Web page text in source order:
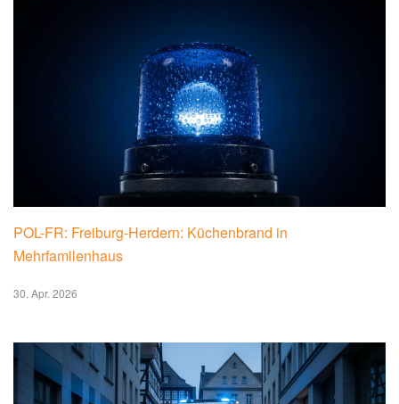
POL-FR: Freiburg-Herdern: Küchenbrand in
Mehrfamilenhaus
30. Apr. 2026